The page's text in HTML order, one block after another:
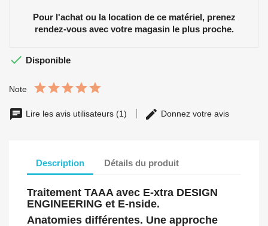
Pour l'achat ou la location de ce matériel, prenez
rendez-vous avec votre magasin le plus proche.
 Disponible
Note
Lire les avis utilisateurs (1) Donnez votre avis
Description Détails du produit
Traitement TAAA avec E-xtra DESIGN
ENGINEERING et E-nside.
Anatomies différentes. Une approche